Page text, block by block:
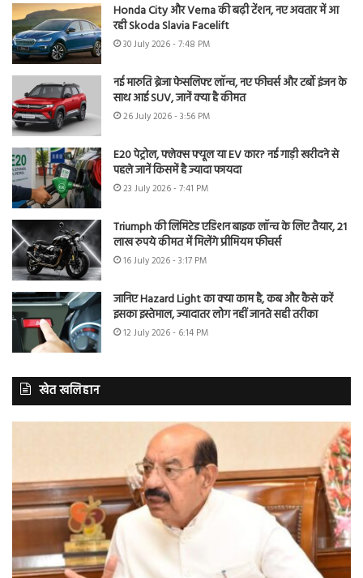
Honda City और Verna की बढ़ी टेंशन, नए अवतार में आ
रही Skoda Slavia Facelift
30 July 2026 - 7:48 PM
नई मारुति ब्रेजा फेसलिफ्ट लॉन्च, नए फीचर्स और टर्बो इंजन के
साथ आई SUV, जानें क्या है कीमत
26 July 2026 - 3:56 PM
E20 पेट्रोल, फ्लेक्स फ्यूल या EV कार? नई गाड़ी खरीदने से
पहले जानें किसमें है ज्यादा फायदा
23 July 2026 - 7:41 PM
Triumph की लिमिटेड एडिशन बाइक लॉन्च के लिए तैयार, 21
लाख रुपये कीमत में मिलेंगे प्रीमियम फीचर्स
16 July 2026 - 3:17 PM
जानिए Hazard Light का क्या काम है, कब और कैसे करें
इसका इस्तेमाल, ज्यादातर लोग नहीं जानते सही तरीका
12 July 2026 - 6:14 PM
खेत खलिहान